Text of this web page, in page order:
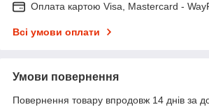
Оплата картою Visa, Mastercard -
Всі умови оплати
Умови повернення
Повернення товару впродовж 14 днів за